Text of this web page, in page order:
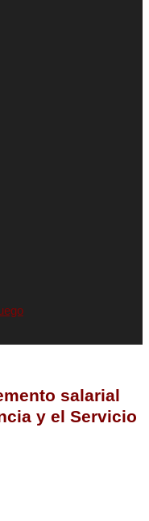
salarial
y el Servicio